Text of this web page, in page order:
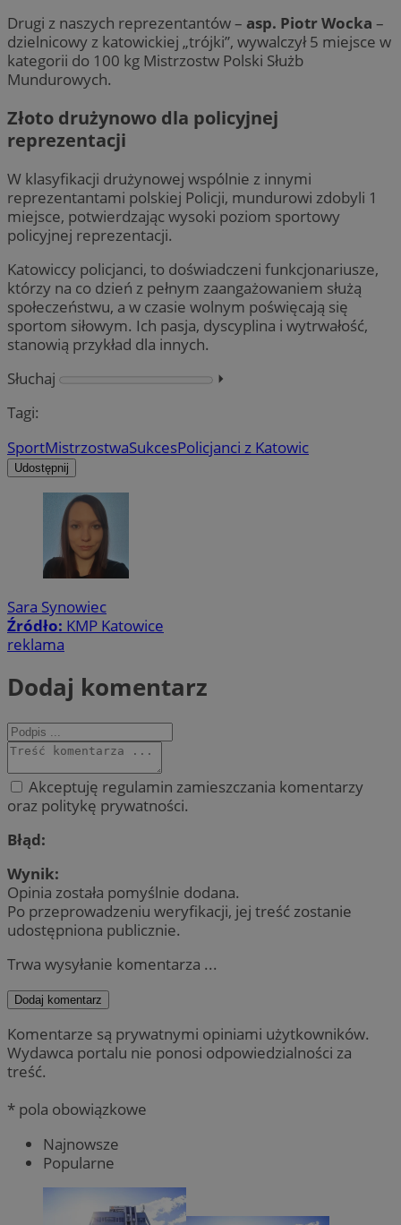
Drugi z naszych reprezentantów – asp. Piotr Wocka –
dzielnicowy z katowickiej „trójki”, wywalczył 5 miejsce w
kategorii do 100 kg Mistrzostw Polski Służb
Mundurowych.
Złoto drużynowo dla policyjnej
reprezentacji
W klasyfikacji drużynowej wspólnie z innymi
reprezentantami polskiej Policji, mundurowi zdobyli 1
miejsce, potwierdzając wysoki poziom sportowy
policyjnej reprezentacji.
Katowiccy policjanci, to doświadczeni funkcjonariusze,
którzy na co dzień z pełnym zaangażowaniem służą
społeczeństwu, a w czasie wolnym poświęcają się
sportom siłowym. Ich pasja, dyscyplina i wytrwałość,
stanowią przykład dla innych.
Słuchaj
⏵︎
Tagi:
SportMistrzostwaSukcesPolicjanci z Katowic
Udostępnij
Sara Synowiec
Źródło: KMP Katowice
reklama
Dodaj komentarz
Akceptuję regulamin zamieszczania komentarzy
oraz politykę prywatności.
Błąd:
Wynik:
Opinia została pomyślnie dodana.
Po przeprowadzeniu weryfikacji, jej treść zostanie
udostępniona publicznie.
Trwa wysyłanie komentarza ...
Dodaj komentarz
Komentarze są prywatnymi opiniami użytkowników.
Wydawca portalu nie ponosi odpowiedzialności za
treść.
* pola obowiązkowe
Najnowsze
Popularne